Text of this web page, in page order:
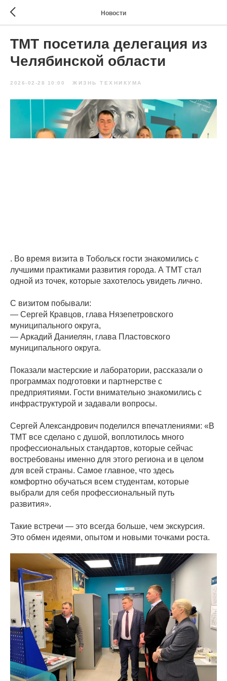
Новости
ТМТ посетила делегация из
Челябинской области
2026-02-28 10:00 ЖИЗНЬ ТЕХНИКУМА
. Во время визита в Тобольск гости знакомились с
лучшими практиками развития города. А ТМТ стал
одной из точек, которые захотелось увидеть лично.
С визитом побывали:
— Сергей Кравцов, глава Нязепетровского
муниципального округа,
— Аркадий Даниелян, глава Пластовского
муниципального округа.
Показали мастерские и лаборатории, рассказали о
программах подготовки и партнерстве с
предприятиями. Гости внимательно знакомились с
инфраструктурой и задавали вопросы.
Сергей Александрович поделился впечатлениями: «В
ТМТ все сделано с душой, воплотилось много
профессиональных стандартов, которые сейчас
востребованы именно для этого региона и в целом
для всей страны. Самое главное, что здесь
комфортно обучаться всем студентам, которые
выбрали для себя профессиональный путь
развития».
Такие встречи — это всегда больше, чем экскурсия.
Это обмен идеями, опытом и новыми точками роста.